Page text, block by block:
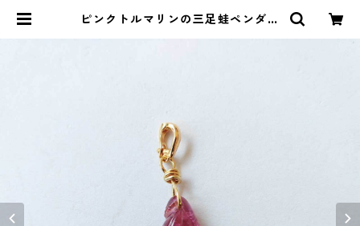
ピンクトルマリンの三足蛙ペンダン